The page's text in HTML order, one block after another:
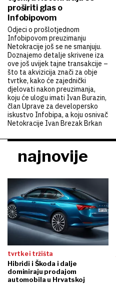
proširiti glas o
Infobipovom
Odjeci o prošlotjednom
Infobipovom preuzimanju
Netokracije još se ne smanjuju.
Doznajemo detalje skrivene iza
ove još uvijek tajne transakcije –
što ta akvizicija znači za obje
tvrtke, kako će zajednički
djelovati nakon preuzimanja,
koju će ulogu imati Ivan Burazin,
član Uprave za developersko
iskustvo Infobipa, a koju osnivač
Netokracije Ivan Brezak Brkan
najnovije
tvrtke i tržišta
Hibridi i Škoda i dalje
dominiraju prodajom
automobila u Hrvatskoj